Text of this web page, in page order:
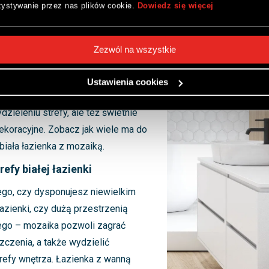
przez nas plików cookie. Dowiedz się więcej
Ustawienia cookies
Zezwól na wszystkie
nudą? Mozaika to efektowny i
aranżację także białej
strefy, ale też świetnie
Zobacz jak wiele ma do
łazienka z mozaiką.
białej łazienki
czy dysponujesz niewielkim
czy dużą przestrzenią
– mozaika pozwoli zagrać
a także wydzielić
wnętrza. Łazienka z wanną